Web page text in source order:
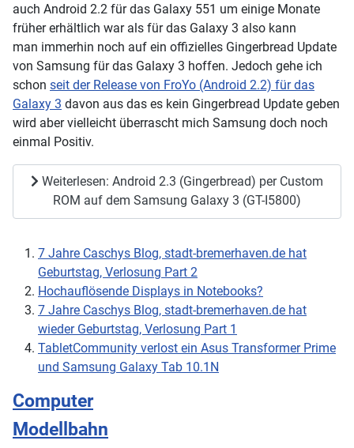
auch Android 2.2 für das Galaxy 551 um einige Monate
früher erhältlich war als für das Galaxy 3 also kann
man immerhin noch auf ein offizielles Gingerbread Update
von Samsung für das Galaxy 3 hoffen. Jedoch gehe ich
schon seit der Release von FroYo (Android 2.2) für das
Galaxy 3 davon aus das es kein Gingerbread Update geben
wird aber vielleicht überrascht mich Samsung doch noch
einmal Positiv.
Weiterlesen: Android 2.3 (Gingerbread) per Custom
ROM auf dem Samsung Galaxy 3 (GT-I5800)
7 Jahre Caschys Blog, stadt-bremerhaven.de hat
Geburtstag, Verlosung Part 2
Hochauflösende Displays in Notebooks?
7 Jahre Caschys Blog, stadt-bremerhaven.de hat
wieder Geburtstag, Verlosung Part 1
TabletCommunity verlost ein Asus Transformer Prime
und Samsung Galaxy Tab 10.1N
Computer
Modellbahn